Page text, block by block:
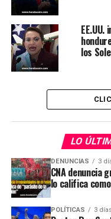
los
LO
DENUNCIAS 3
CNA denuncia
lo califica
POLÍTICAS 3